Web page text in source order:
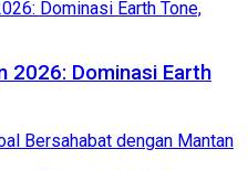
2026: Dominasi Earth